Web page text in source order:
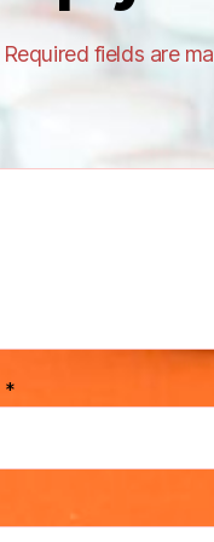
Required fields are
*